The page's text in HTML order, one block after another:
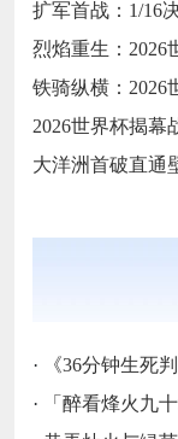
扩军首战：1/16
烈焰重生：2026
铁骑纵横：2026
2026世界杯揭幕
·
《36分钟生死
·
「醉看烽火九